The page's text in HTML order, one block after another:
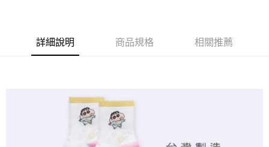
ATM付款
每筆NT$80，滿NT$899(含以上)免運費
詳細說明 商品規格 相關推薦